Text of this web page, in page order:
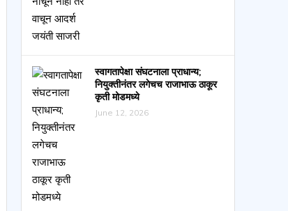
स्वागतापेक्षा संघटनाला प्राधान्य;
नियुक्तीनंतर लगेचच राजाभाऊ ठाकूर
कृती मोडमध्ये
June 12, 2026